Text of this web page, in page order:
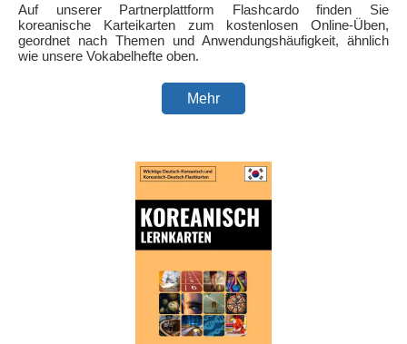
Auf unserer Partnerplattform Flashcardo finden Sie
koreanische Karteikarten zum kostenlosen Online-Üben,
geordnet nach Themen und Anwendungshäufigkeit, ähnlich
wie unsere Vokabelhefte oben.
Mehr